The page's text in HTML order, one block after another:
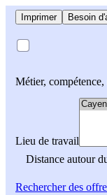
Imprimer Besoin
Métier,
Lieu de travail
Distance autour
Rechercherdes